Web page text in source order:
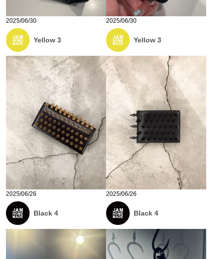
2025/06/30
Yellow 3
2025/06/30
Yellow 3
2025/06/26
Black 4
2025/06/26
Black 4